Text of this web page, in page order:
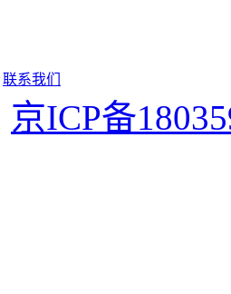
联系我们
京ICP备